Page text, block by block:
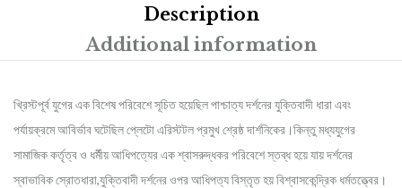
Description
Additional information
খ্রিস্টপূর্ব যুগের এক বিশেষ পরিবেশে সূচিত হয়েছিল পাশ্চাত্য দর্শনের যুক্তিবাদী ধারা এবং
পর্যায়ক্রমে আবির্ভাব ঘটেছিল প্লেটো এরিস্টটল প্রমুখ শ্রেষ্ঠ দার্শনিকের।কিন্তু মধ্যযুগের
সামাজিক কর্তৃত্ব ও ধর্মীয় আধিপত্যের এক শ্বাসরুদ্ধকর পরিবেশে স্তব্ধ হয়ে যায় দর্শনের
স্বাভাবিক স্রোতধারা,যুক্তিবাদী দর্শনের ওপর আধিপত্য বিস্তৃত হয় বিশ্বাসকেন্দ্রিক ধর্মতত্ত্বের।